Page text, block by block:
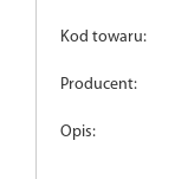
Kod towaru:
Producent:
Opis: